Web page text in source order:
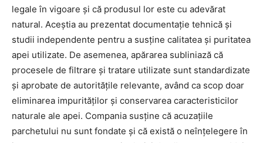
legale în vigoare și că produsul lor este cu adevărat
natural. Aceștia au prezentat documentație tehnică și
studii independente pentru a susține calitatea și puritatea
apei utilizate. De asemenea, apărarea subliniază că
procesele de filtrare și tratare utilizate sunt standardizate
și aprobate de autoritățile relevante, având ca scop doar
eliminarea impurităților și conservarea caracteristicilor
naturale ale apei. Compania susține că acuzațiile
parchetului nu sunt fondate și că există o neînțelegere în